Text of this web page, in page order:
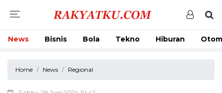
News Bisnis Bola Tekno Hiburan
Home News Regional